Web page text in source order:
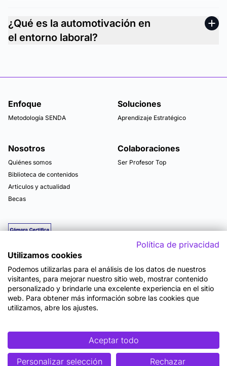
¿Qué es la automotivación en
el entorno laboral?
Enfoque
Metodología SENDA
Soluciones
Aprendizaje Estratégico
Nosotros
Quiénes somos
Biblioteca de contenidos
Articulos y actualidad
Becas
Colaboraciones
Ser Profesor Top
Mapa del sitio
Términos y Condiciones de Uso
Accesibilidad
Cookies
©2026 OpenWebinars S.L.
Política de privacidad
Utilizamos cookies
Podemos utilizarlas para el análisis de los datos de nuestros
visitantes, para mejorar nuestro sitio web, mostrar contenido
personalizado y brindarle una excelente experiencia en el sitio
web. Para obtener más información sobre las cookies que
utilizamos, abre los ajustes.
Aceptar todo
Personalizar selección Rechazar